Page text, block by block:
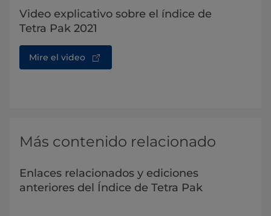
Video explicativo sobre el índice de
Tetra Pak 2021
Mire el video
Más contenido relacionado
Enlaces relacionados y ediciones
anteriores del Índice de Tetra Pak